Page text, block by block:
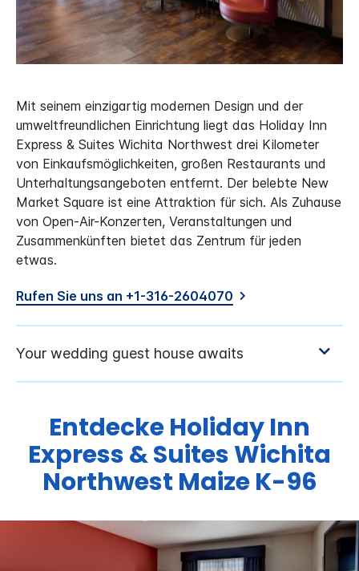
Mit seinem einzigartig modernen Design und der
umweltfreundlichen Einrichtung liegt das Holiday Inn
Express & Suites Wichita Northwest drei Kilometer
von Einkaufsmöglichkeiten, großen Restaurants und
Unterhaltungsangeboten entfernt. Der belebte New
Market Square ist eine Attraktion für sich. Als Zuhause
von Open-Air-Konzerten, Veranstaltungen und
Zusammenkünften bietet das Zentrum für jeden
etwas.
Rufen Sie uns an +1-316-2604070
EntdeckeHoliday Inn
Express & SuitesWichita
Northwest Maize K-96